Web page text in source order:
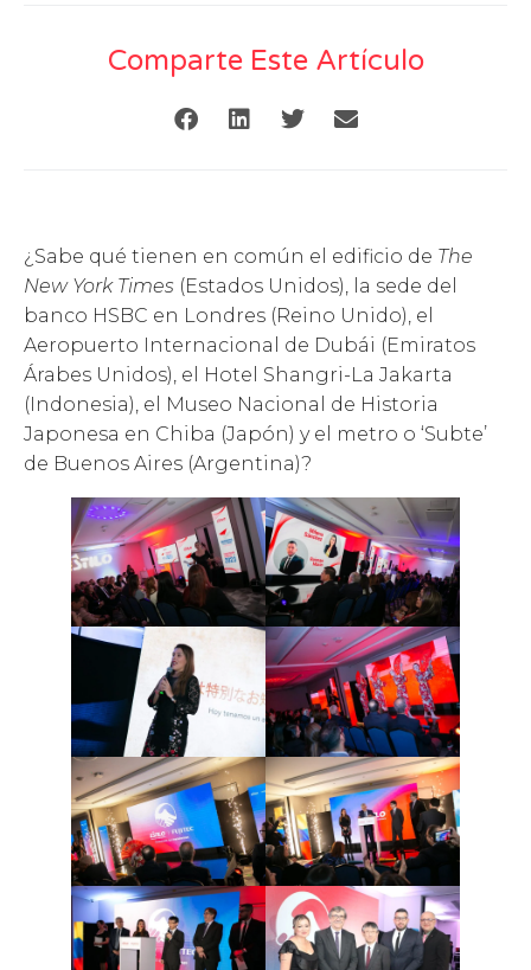
Comparte Este Artículo
¿Sabe qué tienen en común el edificio de The
New York Times (Estados Unidos), la sede del
banco HSBC en Londres (Reino Unido), el
Aeropuerto Internacional de Dubái (Emiratos
Árabes Unidos), el Hotel Shangri-La Jakarta
(Indonesia), el Museo Nacional de Historia
Japonesa en Chiba (Japón) y el metro o ‘Subte’
de Buenos Aires (Argentina)?